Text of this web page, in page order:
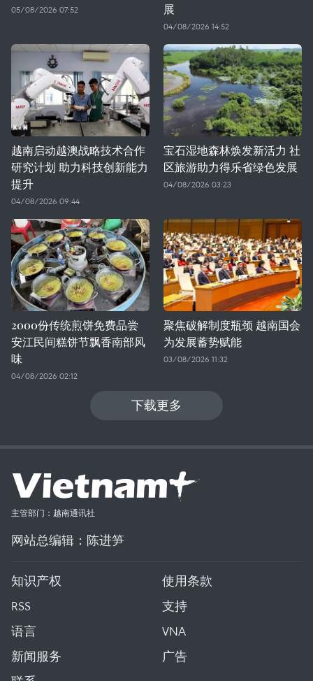
05/08/2026 07:52
展
04/08/2026 14:52
越南启动越澳战略技术合作
研究计划 助力科技创新能力
提升
04/08/2026 09:44
宝石湿地森林焕发新活力 社
区旅游助力得乐省绿色发展
04/08/2026 03:23
2000份传统煎饼免费品尝
安江民间糕饼节飘香南部风
味
04/08/2026 02:12
聚焦破解制度瓶颈 越南国会
为发展蓄势赋能
03/08/2026 11:32
下载更多
主管部门：越南通讯社
网站总编辑：陈进笋
知识产权
使用条款
RSS
支持
语言
VNA
新闻服务
广告